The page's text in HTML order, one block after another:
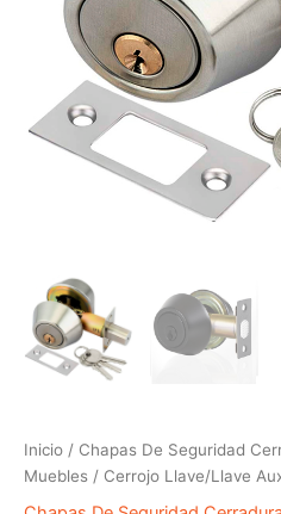
Inicio / Chapas De Seguridad
Muebles / Cerrojo Llave/Llave